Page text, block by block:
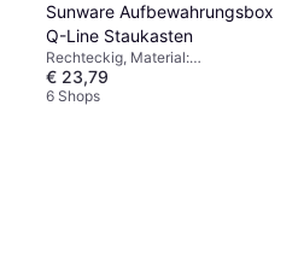
Sunware Aufbewahrungsbox
Q-Line Staukasten
Rechteckig, Material:
Polypropylen, Kunststoff
€ 23,79
6 Shops